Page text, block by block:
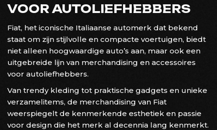
VOOR AUTOLIEFHEBBERS
Fiat, het iconische Italiaanse automerk dat bekend
staat om zijn stijlvolle en compacte voertuigen, biedt
niet alleen hoogwaardige auto’s aan, maar ook een
uitgebreide lijn van merchandising en accessoires
voor autoliefhebbers.
Van trendy kleding tot praktische gadgets en unieke
verzamelitems, de merchandising van Fiat
weerspiegelt de kenmerkende esthetiek en passie
voor design die het merk al decennia lang kenmerkt.